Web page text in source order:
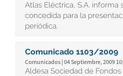
Atlas Eléctrica, S.A. informa
concedida para la
periódica.
Comunicado 1103/2009
Comunicados | 04 Septiembre, 2009
Aldesa Sociedad de